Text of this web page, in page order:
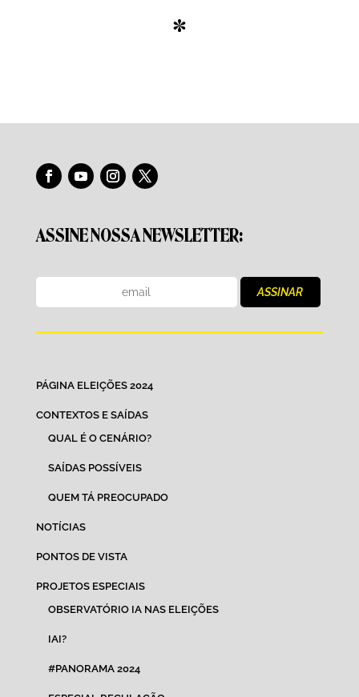
*
ASSINE NOSSA NEWSLETTER:
PÁGINA ELEIÇÕES 2024
CONTEXTOS E SAÍDAS
QUAL É O CENÁRIO?
SAÍDAS POSSÍVEIS
QUEM TÁ PREOCUPADO
NOTÍCIAS
PONTOS DE VISTA
PROJETOS ESPECIAIS
OBSERVATÓRIO IA NAS ELEIÇÕES
IAI?
#PANORAMA 2024